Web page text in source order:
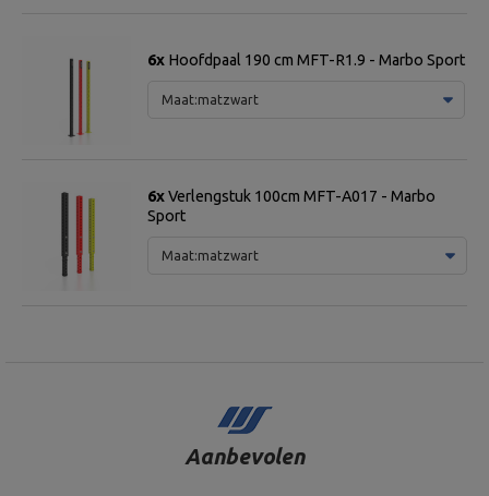
6x Hoofdpaal 190 cm MFT-R1.9 - Marbo Sport
Maat:matzwart
6xVerlengstuk 100cm MFT-A017 - Marbo
Sport
Maat:matzwart
Aanbevolen